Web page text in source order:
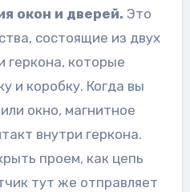
окон и дверей. Это
состоящие из двух
геркона, которые
и коробку. Когда вы
окно, магнитное
внутри геркона.
проем, как цепь
тут же отправляет